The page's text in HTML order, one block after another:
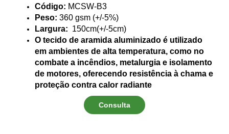
Código: MCSW-B3
Peso: 360 gsm (+/-5%)
Largura: 150cm(+/-5cm)
O tecido de aramida aluminizado é utilizado
em ambientes de alta temperatura, como no
combate a incêndios, metalurgia e isolamento
de motores, oferecendo resistência à chama e
proteção contra calor radiante
Consulta